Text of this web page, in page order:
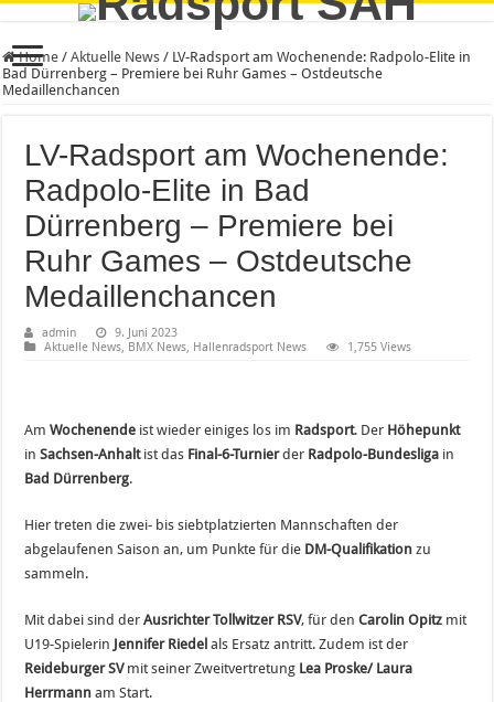
Home / Aktuelle News / LV-Radsport am Wochenende: Radpolo-Elite in
Bad Dürrenberg – Premiere bei Ruhr Games – Ostdeutsche
Medaillenchancen
LV-Radsport am Wochenende:
Radpolo-Elite in Bad
Dürrenberg – Premiere bei
Ruhr Games – Ostdeutsche
Medaillenchancen
admin
9. Juni 2023
Aktuelle News, BMX News, Hallenradsport News 1,755 Views
AmWochenende ist wieder einiges los im Radsport. Der Höhepunkt
inSachsen-Anhaltist das Final-6-Turnierder Radpolo-Bundesliga in
Bad Dürrenberg.
Hier treten die zwei- bis siebtplatzierten Mannschaften der
abgelaufenen Saison an, um Punkte für die DM-Qualifikation zu
sammeln.
Mit dabei sind derAusrichter Tollwitzer RSV, für denCarolin Opitz mit
U19-Spielerin Jennifer Riedel als Ersatz antritt. Zudem ist der
Reideburger SVmit seiner Zweitvertretung Lea Proske/ Laura
Herrmann am Start.